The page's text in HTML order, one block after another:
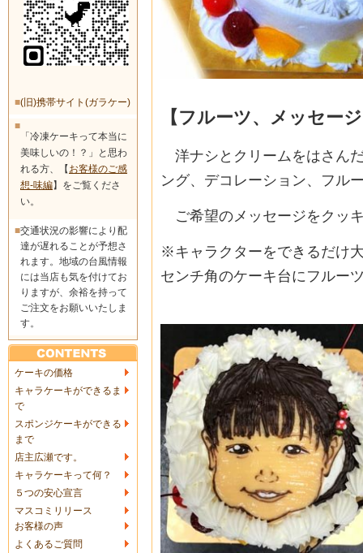
■(旧)携帯サイト(ガラケー)
■
「冷凍ケーキって本当に
美味しいの！？」と思わ
れる方、【 お客様のご感
想-味編】をご覧くださ
い。
■交通状況の影響により配
達が遅れることが予想さ
れます。地域の台風情報
には当店も気を付けてお
りますが、余裕を持って
ご注文をお願いいたしま
す。
ケーキの価格
キャラケーキができるま
で
スポンジケーキができる
まで
店主広瀬です。
キャラケーキって何？
５つの安心宣言
マスコミリリース
お客様の声
よくあるご質問
【フルーツ、メッセー
洋ナシとクリームをはさん
ング、デコレーション、フル
ご希望のメッセージをクッ
※キャラクターをできるだけ
センチ角のケーキ台にフルー